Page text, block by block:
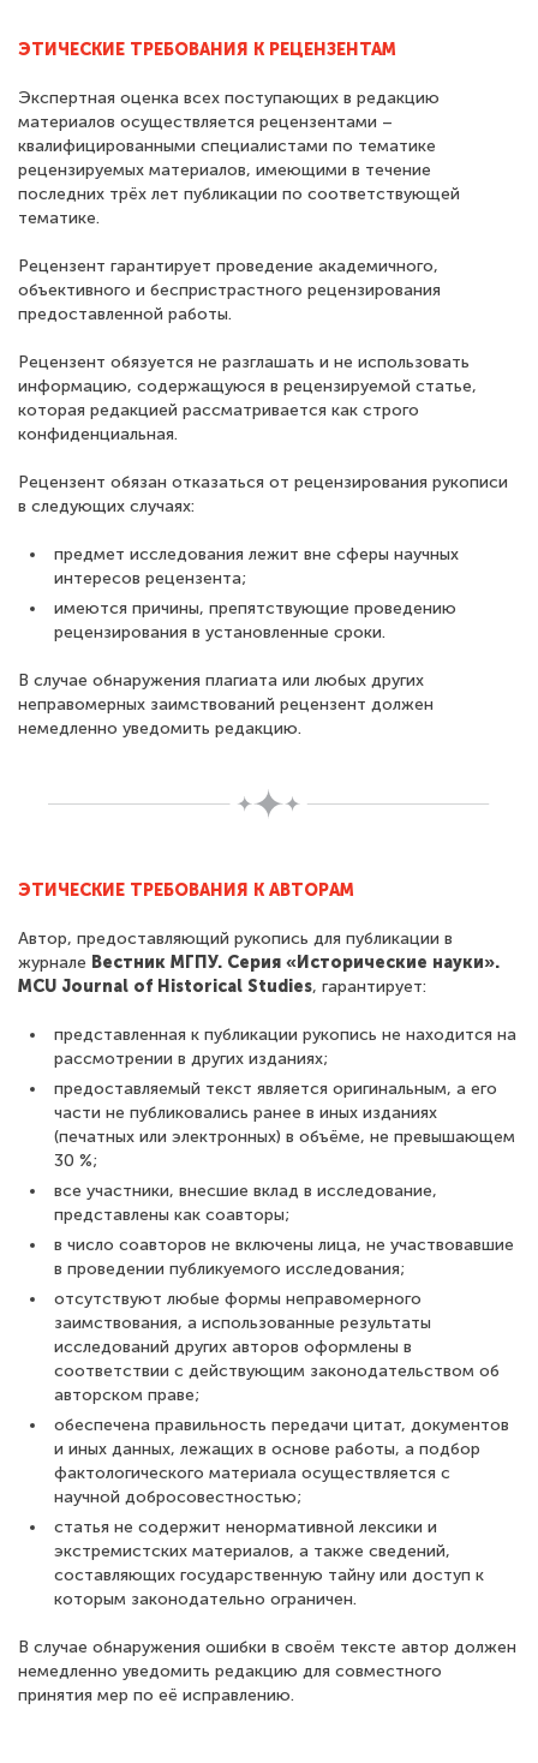
ЭТИЧЕСКИЕ ТРЕБОВАНИЯ К РЕЦЕНЗЕНТАМ
Экспертная оценка всех поступающих в редакцию
материалов осуществляется рецензентами –
квалифицированными специалистами по тематике
рецензируемых материалов, имеющими в течение
последних трёх лет публикации по соответствующей
тематике.
Рецензент гарантирует проведение академичного,
объективного и беспристрастного рецензирования
предоставленной работы.
Рецензент обязуется не разглашать и не использовать
информацию, содержащуюся в рецензируемой статье,
которая редакцией рассматривается как строго
конфиденциальная.
Рецензент обязан отказаться от рецензирования рукописи
в следующих случаях:
предмет исследования лежит вне сферы научных
интересов рецензента;
имеются причины, препятствующие проведению
рецензирования в установленные сроки.
В случае обнаружения плагиата или любых других
неправомерных заимствований рецензент должен
немедленно уведомить редакцию.
ЭТИЧЕСКИЕ ТРЕБОВАНИЯ К АВТОРАМ
Автор, предоставляющий рукопись для публикации в
журнале Вестник МГПУ. Серия «Исторические науки».
MCU Journal of Historical Studies, гарантирует:
представленная к публикации рукопись не находится на
рассмотрении в других изданиях;
предоставляемый текст является оригинальным, а его
части не публиковались ранее в иных изданиях
(печатных или электронных) в объёме, не превышающем
30 %;
все участники, внесшие вклад в исследование,
представлены как соавторы;
в число соавторов не включены лица, не участвовавшие
в проведении публикуемого исследования;
отсутствуют любые формы неправомерного
заимствования, а использованные результаты
исследований других авторов оформлены в
соответствии с действующим законодательством об
авторском праве;
обеспечена правильность передачи цитат, документов
и иных данных, лежащих в основе работы, а подбор
фактологического материала осуществляется с
научной добросовестностью;
статья не содержит ненормативной лексики и
экстремистских материалов, а также сведений,
составляющих государственную тайну или доступ к
которым законодательно ограничен.
В случае обнаружения ошибки в своём тексте автор должен
немедленно уведомить редакцию для совместного
принятия мер по её исправлению.